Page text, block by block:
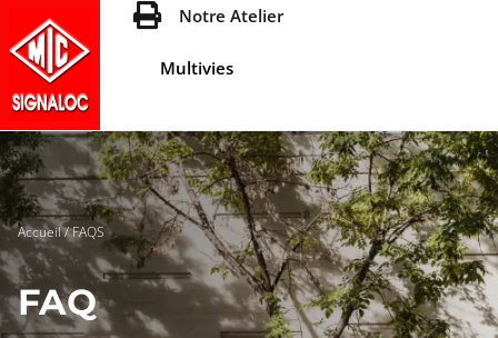
Notre Atelier
Multivies
Accueil/ FAQS
FAQ